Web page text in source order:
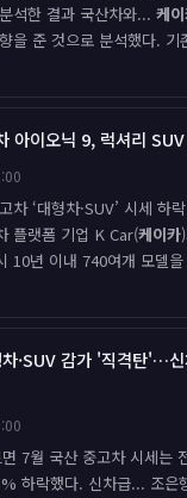
석한 결과 국산차와... 케
을 준 것으로 분석했다. 기
아이오닉 9, 럭셔리
차 ‘대형차·SUV’ 시세 하
플랫폼 기업 K Car(케이카
10년 이내 740여개 모델
·SUV 감가 '직격탄'…
7월 국산 중고차 시세는
하락했다. 신차급... 조은